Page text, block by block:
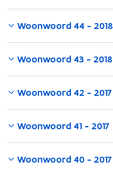
Woonwoord 44 - 2018
Woonwoord 43 - 2018
Woonwoord 42 - 2017
Woonwoord 41 - 2017
Woonwoord 40 - 2017